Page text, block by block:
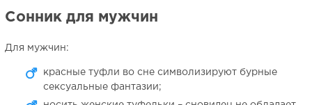
Сонник для мужчин
Для мужчин:
красные туфли во сне символизируют бурные
сексуальные фантазии;